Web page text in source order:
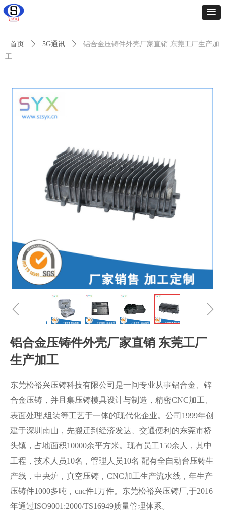
首页 ꄲ 5G通讯 ꄲ
铝合金压铸件外壳厂家直销 东莞工厂生产加
工
ꁆ ꁇ
铝合金压铸件外壳厂家直销 东莞工厂
生产加工
东莞松裕兴压铸科技有限公司是一间专业从事铝合金、锌
合金压铸，并且集压铸模具设计与制造，精密CNC加工、
表面处理,组装等工艺于一体的现代化企业。公司1999年创
建于深圳南山，先搬迁到经济发达、交通便利的东莞市桥
头镇，占地面积10000余平方米。现有员工150余人，其中
工程，技术人员10名，管理人员10名 配有全自动台压铸生
产线，中央炉，真空压铸，CNC加工生产流水线，年生产
压铸件1000多吨，cnc件1万件。东莞松裕兴压铸厂,于2016
年通过ISO9001:2000/TS16949质量管理体系。